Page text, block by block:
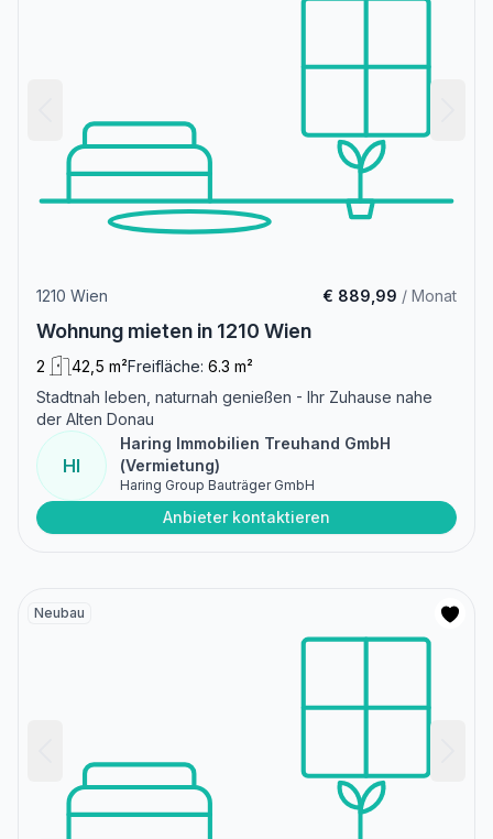
1210 Wien € 889,99 / Monat
Wohnung mieten in 1210 Wien
2 42,5 m²Freifläche: 6.3 m²
Stadtnah leben, naturnah genießen - Ihr Zuhause nahe
der Alten Donau
HI
Haring Immobilien Treuhand GmbH
(Vermietung)
Haring Group Bauträger GmbH
Anbieter kontaktieren
Neubau